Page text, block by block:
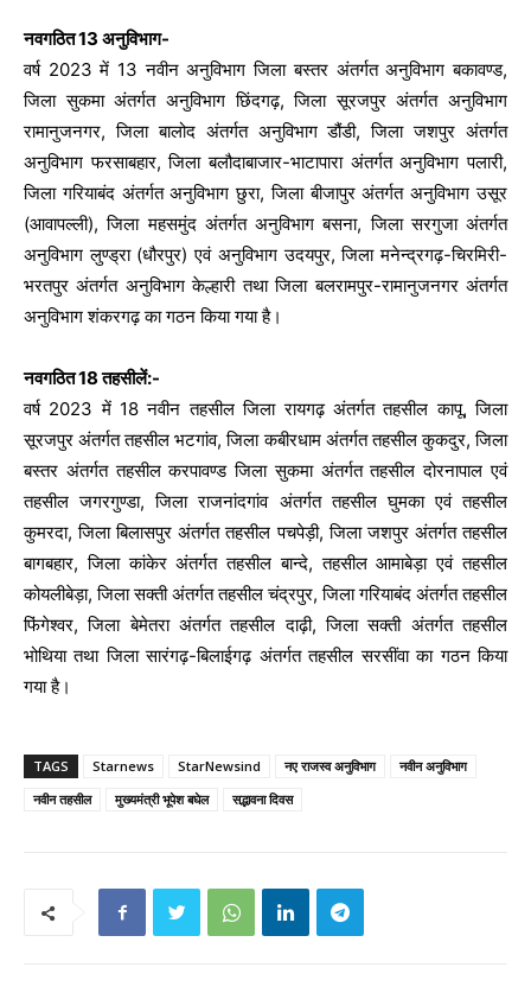
नवगठित 13 अनुविभाग-
वर्ष 2023 में 13 नवीन अनुविभाग जिला बस्तर अंतर्गत अनुविभाग बकावण्ड,
जिला सुकमा अंतर्गत अनुविभाग छिंदगढ़, जिला सूरजपुर अंतर्गत अनुविभाग
रामानुजनगर, जिला बालोद अंतर्गत अनुविभाग डौंडी, जिला जशपुर अंतर्गत
अनुविभाग फरसाबहार, जिला बलौदाबाजार-भाटापारा अंतर्गत अनुविभाग पलारी,
जिला गरियाबंद अंतर्गत अनुविभाग छुरा, जिला बीजापुर अंतर्गत अनुविभाग उसूर
(आवापल्ली), जिला महसमुंद अंतर्गत अनुविभाग बसना, जिला सरगुजा अंतर्गत
अनुविभाग लुण्ड्रा (धौरपुर) एवं अनुविभाग उदयपुर, जिला मनेन्द्रगढ़-चिरमिरी-
भरतपुर अंतर्गत अनुविभाग केल्हारी तथा जिला बलरामपुर-रामानुजनगर अंतर्गत
अनुविभाग शंकरगढ़ का गठन किया गया है।
नवगठित 18 तहसीलें:-
वर्ष 2023 में 18 नवीन तहसील जिला रायगढ़ अंतर्गत तहसील कापू, जिला
सूरजपुर अंतर्गत तहसील भटगांव, जिला कबीरधाम अंतर्गत तहसील कुकदुर, जिला
बस्तर अंतर्गत तहसील करपावण्ड जिला सुकमा अंतर्गत तहसील दोरनापाल एवं
तहसील जगरगुण्डा, जिला राजनांदगांव अंतर्गत तहसील घुमका एवं तहसील
कुमरदा, जिला बिलासपुर अंतर्गत तहसील पचपेड़ी, जिला जशपुर अंतर्गत तहसील
बागबहार, जिला कांकेर अंतर्गत तहसील बान्दे, तहसील आमाबेड़ा एवं तहसील
कोयलीबेड़ा, जिला सक्ती अंतर्गत तहसील चंद्रपुर, जिला गरियाबंद अंतर्गत तहसील
फिंगेश्वर, जिला बेमेतरा अंतर्गत तहसील दाढ़ी, जिला सक्ती अंतर्गत तहसील
भोथिया तथा जिला सारंगढ़-बिलाईगढ़ अंतर्गत तहसील सरसींवा का गठन किया
गया है।
TAGS Starnews StarNewsind नए राजस्व अनुविभाग
नवीन अनुविभाग
नवीन तहसील
मुख्यमंत्री भूपेश बघेल सद्भावना दिवस